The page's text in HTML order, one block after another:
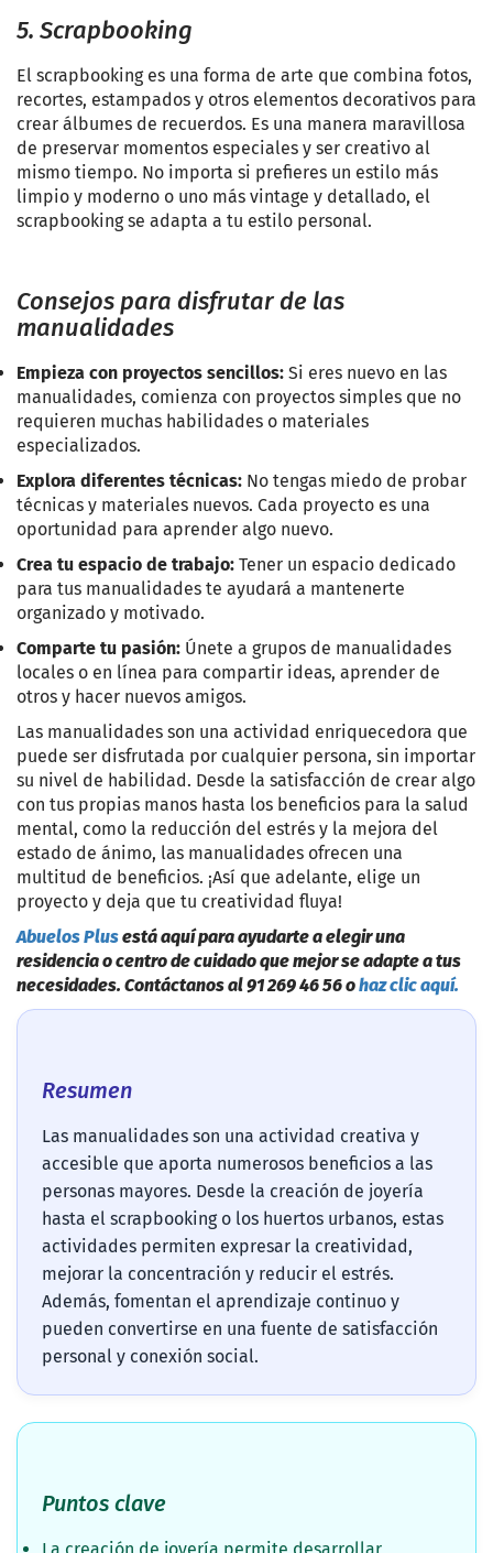
5. Scrapbooking
El scrapbooking es una forma de arte que combina fotos,
recortes, estampados y otros elementos decorativos para
crear álbumes de recuerdos. Es una manera maravillosa
de preservar momentos especiales y ser creativo al
mismo tiempo. No importa si prefieres un estilo más
limpio y moderno o uno más vintage y detallado, el
scrapbooking se adapta a tu estilo personal.
Consejos para disfrutar de las
manualidades
Empieza con proyectos sencillos: Si eres nuevo en las
manualidades, comienza con proyectos simples que no
requieren muchas habilidades o materiales
especializados.
Explora diferentes técnicas: No tengas miedo de probar
técnicas y materiales nuevos. Cada proyecto es una
oportunidad para aprender algo nuevo.
Crea tu espacio de trabajo: Tener un espacio dedicado
para tus manualidades te ayudará a mantenerte
organizado y motivado.
Comparte tu pasión: Únete a grupos de manualidades
locales o en línea para compartir ideas, aprender de
otros y hacer nuevos amigos.
Las manualidades son una actividad enriquecedora que
puede ser disfrutada por cualquier persona, sin importar
su nivel de habilidad. Desde la satisfacción de crear algo
con tus propias manos hasta los beneficios para la salud
mental, como la reducción del estrés y la mejora del
estado de ánimo, las manualidades ofrecen una
multitud de beneficios. ¡Así que adelante, elige un
proyecto y deja que tu creatividad fluya!
Abuelos Plusestá aquí para ayudarte a elegir una
residencia o centro de cuidado que mejor se adapte a tus
necesidades. Contáctanos al 91 269 46 56 ohaz clic aquí.
Resumen
Las manualidades son una actividad creativa y
accesible que aporta numerosos beneficios a las
personas mayores. Desde la creación de joyería
hasta el scrapbooking o los huertos urbanos, estas
actividades permiten expresar la creatividad,
mejorar la concentración y reducir el estrés.
Además, fomentan el aprendizaje continuo y
pueden convertirse en una fuente de satisfacción
personal y conexión social.
Puntos clave